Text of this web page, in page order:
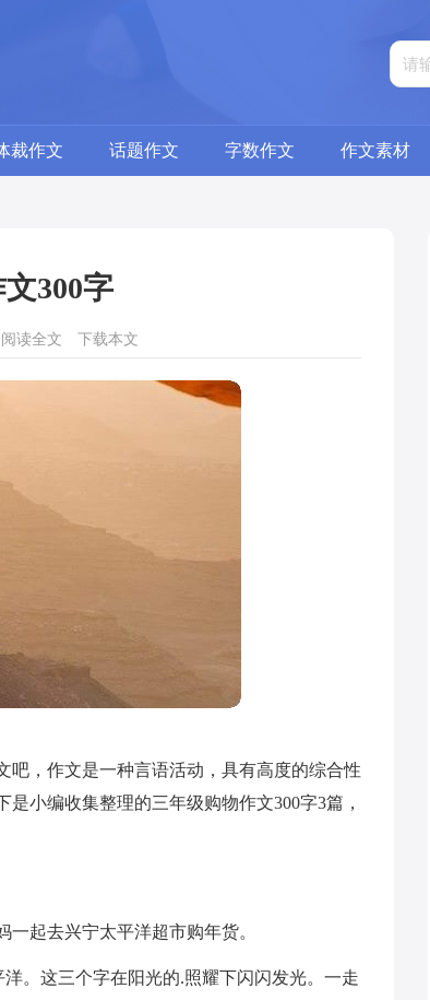
裁作文 话题作文 字数作文 作文素材
300字
阅读全文 下载本文
吧，作文是一种言语活动，具有高度的综合性
小编收集整理的三年级购物作文300字3篇，
起去兴宁太平洋超市购年货。
。这三个字在阳光的.照耀下闪闪发光。一走